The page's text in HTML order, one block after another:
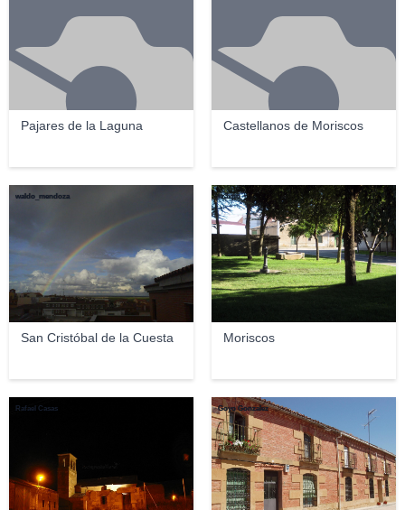
Pajares de la Laguna Castellanos de Moriscos
San Cristóbal de la Cuesta
waldo_mendoza
Moriscos
kr3xpo
Rafael Casas Goyo Gonzalez